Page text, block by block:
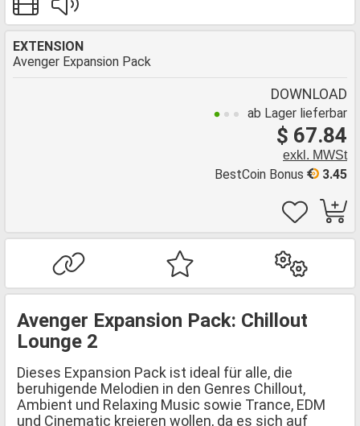
EXTENSION
Avenger Expansion Pack
DOWNLOAD
ab Lager lieferbar
$ 67.84
exkl. MWSt
3.45
BestCoin Bonus
Avenger Expansion Pack: Chillout
Lounge 2
Dieses Expansion Pack ist ideal für alle, die
beruhigende Melodien in den Genres Chillout,
Ambient und Relaxing Music sowie Trance, EDM
und Cinematic kreieren wollen, da es sich auf